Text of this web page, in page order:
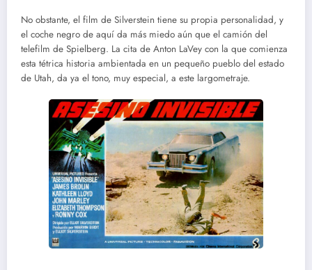
No obstante, el film de Silverstein tiene su propia personalidad, y
el coche negro de aquí da más miedo aún que el camión del
telefilm de Spielberg. La cita de Anton LaVey con la que comienza
esta tétrica historia ambientada en un pequeño pueblo del estado
de Utah, da ya el tono, muy especial, a este largometraje.